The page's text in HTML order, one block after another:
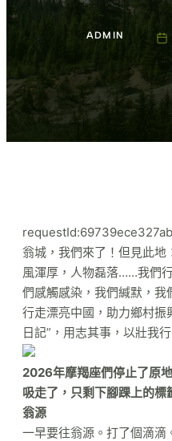
ADMIN
翁城，我們來了！但見此
風渾厚，人物磊落……我們
們感觸感染，我們緘默，我
行走漂亮中國，助力鄉村振
日記”，用志其事，以壯我行
2026年摩羯座們停止了原
吸走了，只剩下腳踝上的標
翁源
一早要往翁源。打了個滴滴